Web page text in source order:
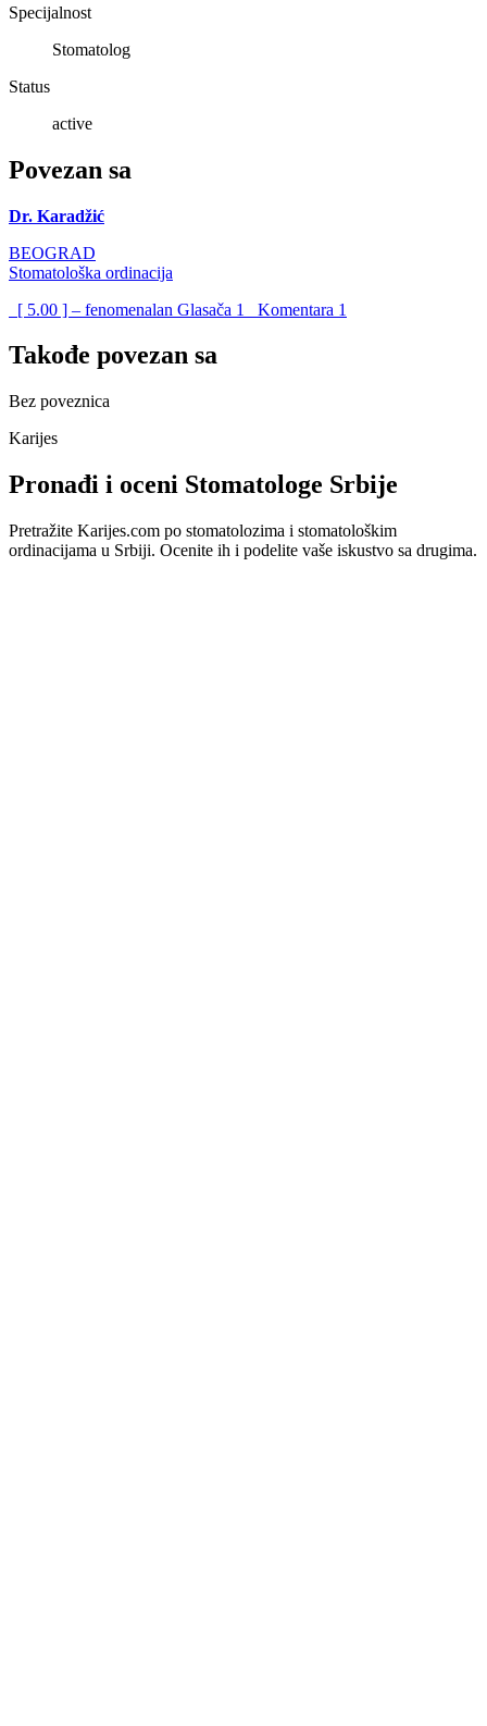
Specijalnost
Stomatolog
Status
active
Povezan sa
Dr. Karadžić
BEOGRAD
Stomatološka ordinacija
[ 5.00 ] – fenomenalan Glasača 1 Komentara 1
Takođe povezan sa
Bez poveznica
Karijes
Pronađi i oceni Stomatologe Srbije
Pretražite Karijes.com po stomatolozima i stomatološkim
ordinacijama u Srbiji. Ocenite ih i podelite vaše iskustvo sa drugima.